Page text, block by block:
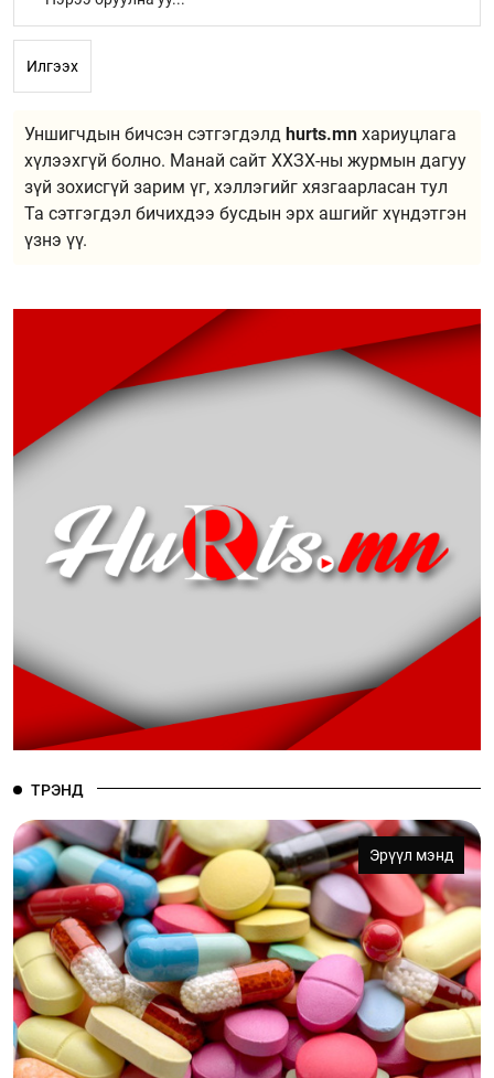
Илгээх
Уншигчдын бичсэн сэтгэгдэлд hurts.mn хариуцлага
хүлээхгүй болно. Манай сайт ХХЗХ-ны журмын дагуу
зүй зохисгүй зарим үг, хэллэгийг хязгаарласан тул
Та сэтгэгдэл бичихдээ бусдын эрх ашгийг хүндэтгэн
үзнэ үү.
ТРЭНД
Эрүүл мэнд